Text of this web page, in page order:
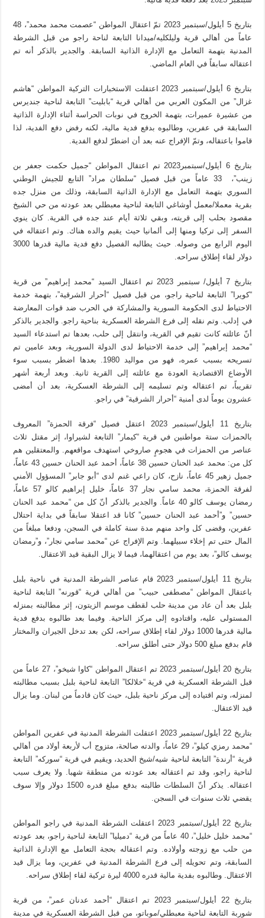
بتاريخ 5 أيلول/سبتمبر 2023 تمّ اعتقال المواطن “عصمت محمد محمد”، 48
عاماً من أهالي قرية وليلكليه/ميدانا التابعة لناحة راجو من قبل الشرطة
المدنية بتهمة التعامل مع الإدارة الذاتية السابقة. والجدير بالذكر أنه تم
اعتقاله سابقاً في العام الماضي.
بتاريخ 6 أيلول/سبتمبر 2023 اعتقلت الاستخبارات التركية المواطن “هاشم
غزال” من المكون العربي من أهالي قرية “بابليت” التابعة لناحية جنديرس
من عشيرة عميرات، بتهمة الخروج في نوبات الحراسة أثناء الإدارة الذاتية
السابقة في عفرين، وطالبوه بدفع فدية مالية، لكنه رفض دفع الفدية، لذا
قاموا باعتقاله، وتمّ الإفراج عنه بعد أن اضطرّ لدفع الفدية.
بتاريخ 6 أيلول/سبتمبر2023 تم اعتقال المواطن “جميل حكمت جعفر بن
زينب”، 33 عاماً من قبل فصيل “سلطان مراد” التابع للجيش الوطني
السوري بتهمة التعامل مع الإدارة الذاتية السابقة، وذلك من منزل جده
بقرية معملا/معمل أوشاغي التابعة لناحية معبطلي بعد عودته من حي الشيخ
مقصود بحلب إلى قريته، وبقي ثلاثة أيام عند جده في القرية. كان ينوي
السفر إلى تركيا ومنها إلى ألمانيا حيث يقيم والده هناك. وتم اعتقاله في
اليوم الرابع من وصوله. حيث يطالبه الفصيل دفع فدية مالية قدرها 3000
دولار لقاء إطلاق سراحه.
بتاريخ 7 أيلول/ سبتمبر 2023 تم اعتقال السيد “محمد إبراهيم” من قرية
“كويرا” التابعة لناحية راجو، من قبل فصيل “أحرار الشرقية”، بتهمة خدمة
الاحتياط لدى الحكومة السورية والمشاركة في الحرب ضد قوات المعارضة
في إدلب. وتم نقله إلى فرع الشرطة العسكرية بناحية راجو. والجدير بالذكر
أنّ عائلته كانت تقيم في القرية، وانتقل إلى حلب، بعدها تم استدعاء السيد
“محمد إبراهيم” إلى خدمة الاحتياط لدى الدولة السورية، وبعد عامين تم
تسريحه بسبب عمره، فهو من مواليد 1980. بعدها اضطر بسبب سوء
الأوضاع الاقتصادية العودة مع عائلته إلى القرية ثانية. وبعد أربعة أشهر
تقريباً، تم اعتقاله وتم تسليمه إلى الشرطة العسكرية، بعد أن أمضى
عشرون يوماً لدى أمنية “أحرار الشرقية” في راجو.
بتاريخ 11 أيلول/سبتمبر 2023 اعتقل فصيل “فرقة الحمزة” المعروف
بالحمزات ستة مواطنين في قرية “كيمار” التابعة لشيراوا، إثر مقتل ثلاث
عناصر من الحمزات في هجومٍ صاروخي استهدف مواقعهم. والمعتقلين هم
كل من: محمد عبد الحنان حسين 38 عاماً، أحمد عبد الحنان حسين 43 عاماً،
جميل زهير 45 عاماً، نازح، كان راعي غنم لدى “أبو جابر” المسؤول الأمني
لفرقة الحمزة، محمد سامي نجار 37 عاماً، خليل إبراهيم كالو 57 عاماً،
رمضان يوسف كالو 40 عاماً. والجدير بالذكر أنّ كل من “محمد عبد الحنان
حسين” و”أحمد عبد الحنان حسين” كانا قد اعتقلا سابقاً في بداية احتلال
عفرين، وقضى كل واحد منهم مدة سنة كاملة في السجن، ودفعا مبلغاً من
المال حتى تم إخلاء سبيلهما. وتم الإفراج عن “محمد سامي نجار”، و”رمضان
يوسف كالو”، بعد يوم من اعتقالهما، فيما لا يزال البقية قيد الاعتقال.
بتاريخ 11 أيلول/سبتمبر 2023 قام عناصر الشرطة المدنية في ناحية بلبل
باعتقال المواطن “مصطفى حبيب” من أهالي قرية “قورنه” التابعة لناحية
بلبل بعد أن عاد من مدينة حلب لقطف موسم الزيتون، إثر مطالبته بمنزله
المستولى عليه، واقتادوه إلى مركز الناحية. وفيما بعد طالبوه بدفع فدية
مالية قدرها 1000 دولار لقاء إطلاق سراحه، لكن بعد تدخل الجيران والمختار
قام بدفع مبلغ 500 دولار حتى أطلق سراحه.
بتاريخ 20 أيلول/سبتمبر 2023 تم اعتقال المواطن “كاوا شيخو”، 27 عاماً من
قبل الشرطة العسكرية في قرية “خلالكا” التابعة لناحية بلبل بسبب مطالبته
لمنزله، وتم اقتياده إلى مركز ناحية بلبل، حيث كان قادماً من لبنان. وما يزال
قيد الاعتقال.
بتاريخ 22 أيلول/سبتمبر 2023 اعتقلت الشرطة المدنية في عفرين المواطن
“محمد رمزي كيلو”، 29 عاماً، والدته صالحة، متزوج أب لأربعة أولاد من أهالي
قرية “أرندة” التابعة لناحية شيه/شيخ الحديد، ويقيم في قرية “سوركه” التابعة
لناحية راجو، وقد تم اعتقاله بعد عودته من منطقة شهبا. ولا يعرف سبب
اعتقاله. يذكر أنّ السلطات طالبته بدفع مبلغ قدره 1500 دولار وإلا سوف
يقضي ثلاث سنوات في السجن.
بتاريخ 22 أيلول/سبتمبر 2023 اعتقلت الشرطة المدنية في راجو المواطن
“محمد خليل خليل”، 40 عاماً من قرية “دميليا” التابعة لناحية راجو، بعد عودته
من حلب مع زوجته وأولاده. وتم اعتقاله بحجة التعامل مع الإدارة الذاتية
السابقة، وتم تحويله إلى فرع الشرطة المدنية في عفرين، وما يزال قيد
الاعتقال. وطالبوه بفدية مالية قدره 4000 ليرة تركية لقاء إطلاق سراحه.
بتاريخ 22 أيلول/سبتمبر 2023 تم اعتقال “أحمد عدنان عمر”، من قرية
شوربة التابعة لناحية معبطلي/موباتو، من قبل الشرطة العسكرية في مدينة